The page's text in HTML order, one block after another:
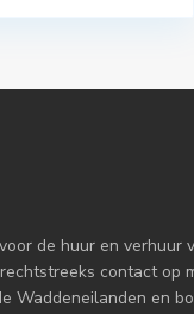
de huur en verhuur
contact op
Waddeneilanden en